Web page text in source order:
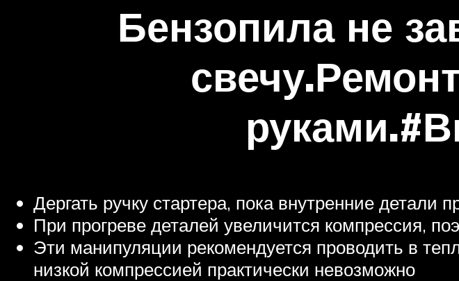
Бензопила не
Дергать ручку стартера, пока внутренние детали
При прогреве деталей увеличится компрессия,
Эти манипуляции рекомендуется проводить в
низкой компрессией практически невозможно